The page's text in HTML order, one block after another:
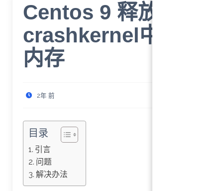
Centos 9 释放
crashkernel中的
内存
2年 前
目录
引言
问题
解决办法